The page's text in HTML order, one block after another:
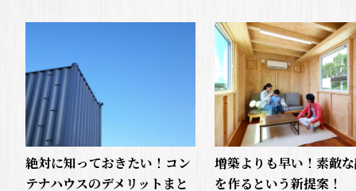
絶対に知っておきたい！コン
テナハウスのデメリットまと
増築よりも早い！素敵
を作るという新提案！